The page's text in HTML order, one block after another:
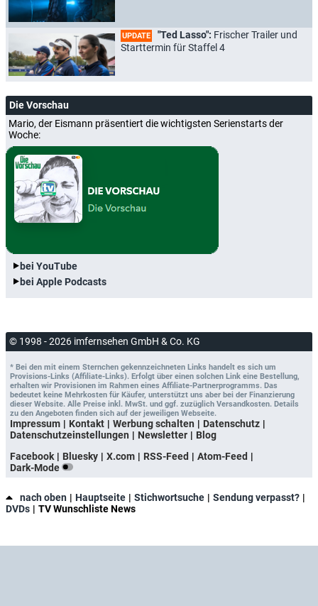
UPDATE "Ted Lasso": Frischer Trailer und
Starttermin für Staffel 4
Die Vorschau
Mario, der Eismann präsentiert die wichtigsten Serienstarts der
Woche:
bei YouTube
bei Apple Podcasts
© 1998 - 2026 imfernsehen GmbH & Co. KG
* Bei den mit einem Sternchen gekennzeichneten Links handelt es sich um
Provisions-Links (Affiliate-Links). Erfolgt über einen solchen Link eine Bestellung,
erhalten wir Provisionen im Rahmen eines Affiliate-Partnerprogramms. Das
bedeutet keine Mehrkosten für Käufer, unterstützt uns aber bei der Finanzierung
dieser Website. Alle Preise inkl. MwSt. und ggf. zuzüglich Versandkosten. Details
zu den Angeboten finden sich auf der jeweiligen Webseite.
Impressum Kontakt Werbung schalten
Datenschutz
Datenschutzeinstellungen
Newsletter
Blog
Facebook
Bluesky X.com RSS-Feed
Atom-Feed
Dark-Mode
nach oben Hauptseite Stichwortsuche
Sendung verpasst?
DVDs
TV Wunschliste News